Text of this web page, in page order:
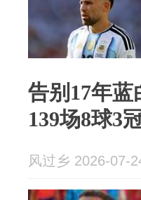
告别17年
139场8球3
风过乡 2026-07-